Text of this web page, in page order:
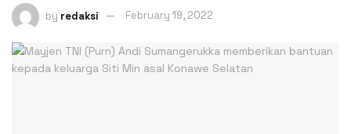
by redaksi February 19, 2022